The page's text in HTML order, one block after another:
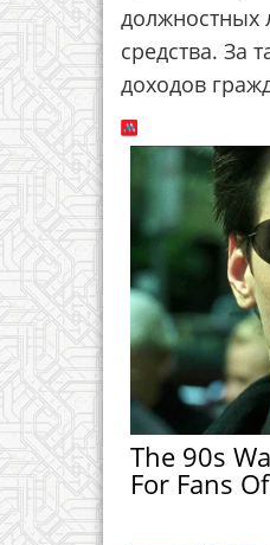
должностных
средства. За
доходов
The 90s
For Fans